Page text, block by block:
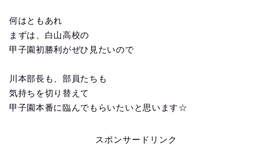
何はともあれ
まずは、白山高校の
甲子園初勝利がぜひ見たいので
川本部長も、部員たちも
気持ちを切り替えて
甲子園本番に臨んでもらいたいと思います☆
スポンサードリンク